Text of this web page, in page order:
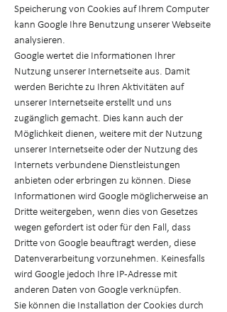
Speicherung von Cookies auf Ihrem Computer
kann Google Ihre Benutzung unserer Webseite
analysieren.
Google wertet die Informationen Ihrer
Nutzung unserer Internetseite aus. Damit
werden Berichte zu Ihren Aktivitäten auf
unserer Internetseite erstellt und uns
zugänglich gemacht. Dies kann auch der
Möglichkeit dienen, weitere mit der Nutzung
unserer Internetseite oder der Nutzung des
Internets verbundene Dienstleistungen
anbieten oder erbringen zu können. Diese
Informationen wird Google möglicherweise an
Dritte weitergeben, wenn dies von Gesetzes
wegen gefordert ist oder für den Fall, dass
Dritte von Google beauftragt werden, diese
Datenverarbeitung vorzunehmen. Keinesfalls
wird Google jedoch Ihre IP-Adresse mit
anderen Daten von Google verknüpfen.
Sie können die Installation der Cookies durch